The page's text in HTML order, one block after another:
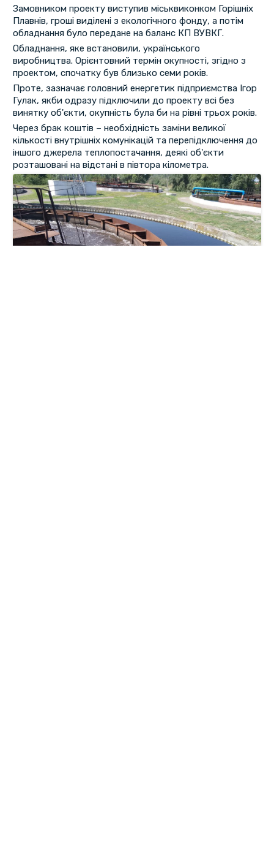
Замовником проекту виступив міськвиконком Горішніх
Плавнів, гроші виділені з екологічного фонду, а потім
обладнання було передане на баланс КП ВУВКГ.
Обладнання, яке встановили, українського
виробництва. Орієнтовний термін окупності, згідно з
проектом, спочатку був близько семи років.
Проте, зазначає головний енергетик підприємства Ігор
Гулак, якби одразу підключили до проекту всі без
винятку об'єкти, окупність була би на рівні трьох років.
Через брак коштів – необхідність заміни великої
кількості внутрішніх комунікацій та перепідключення до
іншого джерела теплопостачання, деякі об'єкти
розташовані на відстані в півтора кілометра.